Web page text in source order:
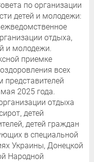
по организации
детей и молодежи:
отдыха,
и молодежи.
приемке
всех
представителей
2025 года.
отдыха
детей
детей граждан
в специальной
Украины, Донецкой
Народной